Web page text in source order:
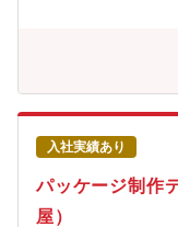
ン、展示会・イベン
する。・導入効果の
ションの魅力・やり
の全社戦略の一翼を
で企業価値創出に直
実装する先駆的経験
ら携われるキャリア
可能性有例1：グロ
2：広報、インター
Web／SNS、展示会
入社実績あり
パッケージ制作
屋）